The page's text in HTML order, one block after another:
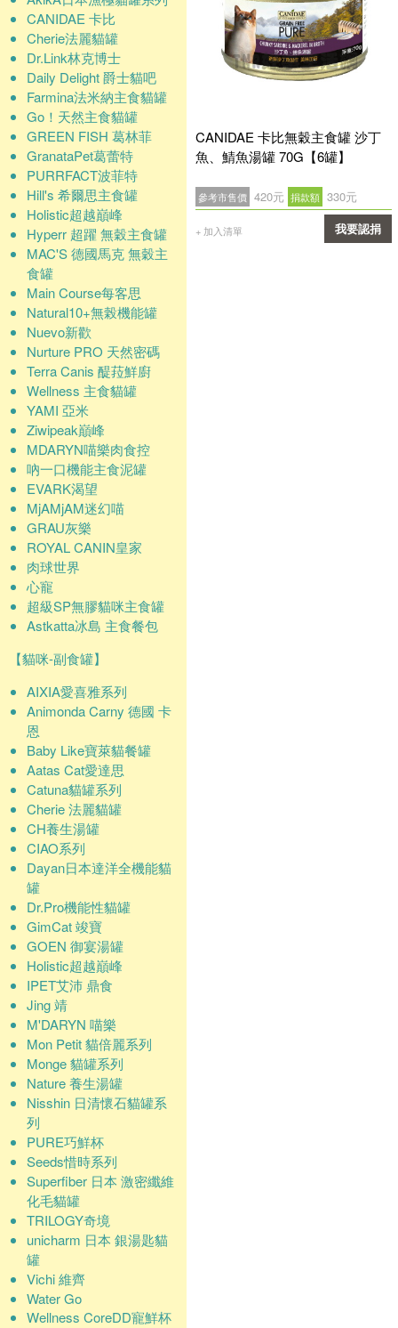
CANIDAE 卡比
Cherie法麗貓罐
Dr.Link林克博士
Daily Delight 爵士貓吧
Farmina法米納主食貓罐
Go！天然主食貓罐
GREEN FISH 葛林菲
GranataPet葛蕾特
PURRFACT波菲特
Hill's 希爾思主食罐
Holistic超越巔峰
Hyperr 超躍 無穀主食罐
MAC'S 德國馬克 無穀主
食罐
Main Course每客思
Natural10+無榖機能罐
Nuevo新歡
Nurture PRO 天然密碼
Terra Canis 醍菈鮮廚
Wellness 主食貓罐
YAMI 亞米
Ziwipeak巔峰
MDARYN喵樂肉食控
吶一口機能主食泥罐
EVARK渴望
MjAMjAM迷幻喵
GRAU灰樂
ROYAL CANIN皇家
肉球世界
心寵
超級SP無膠貓咪主食罐
Astkatta冰島 主食餐包
【貓咪-副食罐】
AIXIA愛喜雅系列
Animonda Carny 德國 卡
恩
Baby Like寶萊貓餐罐
Aatas Cat愛達思
Catuna貓罐系列
Cherie 法麗貓罐
CH養生湯罐
CIAO系列
Dayan日本達洋全機能貓
罐
Dr.Pro機能性貓罐
GimCat 竣寶
GOEN 御宴湯罐
Holistic超越巔峰
IPET艾沛 鼎食
Jing 靖
M'DARYN 喵樂
Mon Petit 貓倍麗系列
Monge 貓罐系列
Nature 養生湯罐
Nisshin 日清懷石貓罐系
列
PURE巧鮮杯
Seeds惜時系列
Superfiber 日本 激密纖維
化毛貓罐
TRILOGY奇境
unicharm 日本 銀湯匙貓
罐
Vichi 維齊
Water Go
Wellness CoreDD寵鮮杯
CANIDAE 卡比無穀主食罐 沙丁
魚、鯖魚湯罐 70G【6罐】
參考市售價 420元 捐款額 330元
+ 加入清單 我要認捐